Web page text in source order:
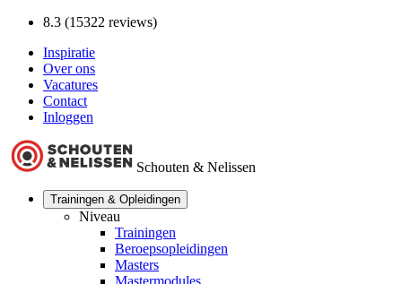
8.3 (15322 reviews)
Inspiratie
Over ons
Vacatures
Contact
Inloggen
Schouten & Nelissen
Trainingen & Opleidingen
Niveau
Trainingen
Beroepsopleidingen
Masters
Mastermodules